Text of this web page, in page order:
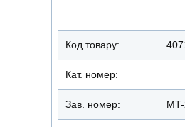
Код товару:
Кат. номер:
Зав. номер: